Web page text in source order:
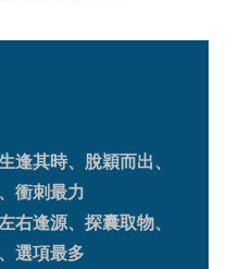
逢其時、脫穎而出、
衝刺最力
右逢源、探囊取物、
選項最多